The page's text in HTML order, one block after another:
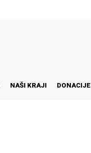
NAŠI KRAJI DONACIJE